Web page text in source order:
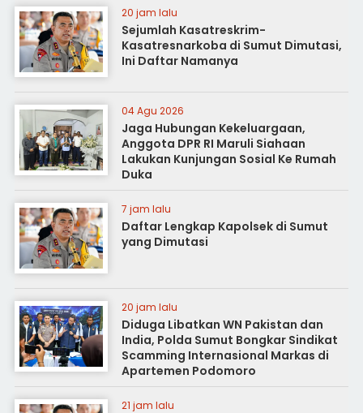
20 jam lalu
Sejumlah Kasatreskrim-
Kasatresnarkoba di Sumut Dimutasi,
Ini Daftar Namanya
04 Agu 2026
Jaga Hubungan Kekeluargaan,
Anggota DPR RI Maruli Siahaan
Lakukan Kunjungan Sosial Ke Rumah
Duka
7 jam lalu
Daftar Lengkap Kapolsek di Sumut
yang Dimutasi
20 jam lalu
Diduga Libatkan WN Pakistan dan
India, Polda Sumut Bongkar Sindikat
Scamming Internasional Markas di
Apartemen Podomoro
21 jam lalu